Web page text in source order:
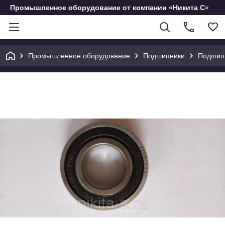
Промышленное оборудование от компании «Никита С»
Промышленное оборудование Подшипники